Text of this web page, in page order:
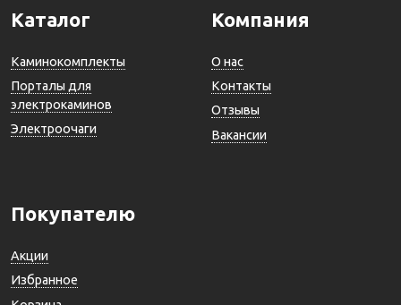
Каталог
Каминокомплекты
Порталы для
электрокаминов
Электроочаги
Компания
О нас
Контакты
Отзывы
Вакансии
Покупателю
Акции
Избранное